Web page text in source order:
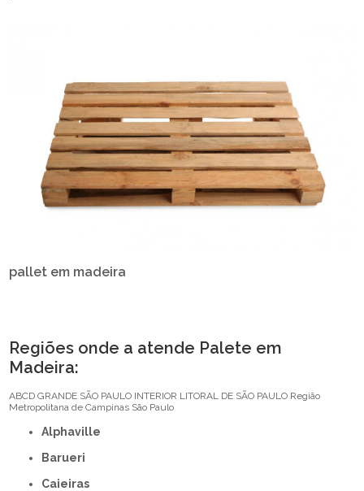
pallet em madeira
Regiões onde a atende Palete em
Madeira:
ABCD GRANDE SÃO PAULO INTERIOR LITORAL DE SÃO PAULO Região
Metropolitana de Campinas São Paulo
Alphaville
Barueri
Caieiras